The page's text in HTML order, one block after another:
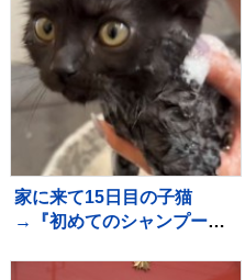
家に来て15日目の子猫
→『初めてのシャンプー』
い光景に「めちゃめちゃい